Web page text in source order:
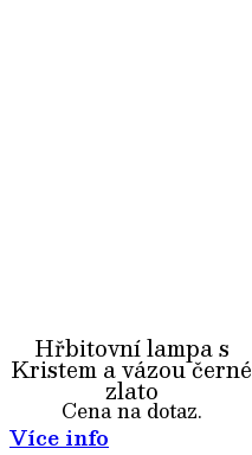
Hřbitovní lampa s
Kristem a vázou černé
zlato
Cena na dotaz.
Více info